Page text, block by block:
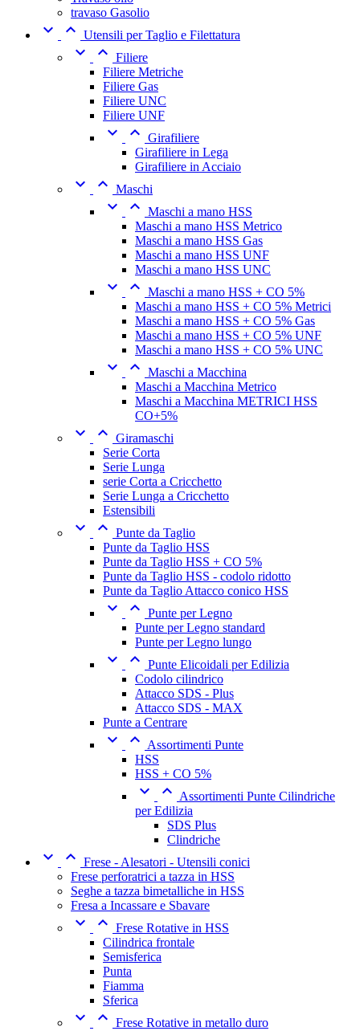
travaso Gasolio
  Utensili per Taglio e Filettatura
  Filiere
Filiere Metriche
Filiere Gas
Filiere UNC
Filiere UNF
  Girafiliere
Girafiliere in Lega
Girafiliere in Acciaio
  Maschi
  Maschi a mano HSS
Maschi a mano HSS Metrico
Maschi a mano HSS Gas
Maschi a mano HSS UNF
Maschi a mano HSS UNC
  Maschi a mano HSS + CO 5%
Maschi a mano HSS + CO 5% Metrici
Maschi a mano HSS + CO 5% Gas
Maschi a mano HSS + CO 5% UNF
Maschi a mano HSS + CO 5% UNC
  Maschi a Macchina
Maschi a Macchina Metrico
Maschi a Macchina METRICI HSS
CO+5%
  Giramaschi
Serie Corta
Serie Lunga
serie Corta a Cricchetto
Serie Lunga a Cricchetto
Estensibili
  Punte da Taglio
Punte da Taglio HSS
Punte da Taglio HSS + CO 5%
Punte da Taglio HSS - codolo ridotto
Punte da Taglio Attacco conico HSS
  Punte per Legno
Punte per Legno standard
Punte per Legno lungo
  Punte Elicoidali per Edilizia
Codolo cilindrico
Attacco SDS - Plus
Attacco SDS - MAX
Punte a Centrare
  Assortimenti Punte
HSS
HSS + CO 5%
  Assortimenti Punte Cilindriche
per Edilizia
SDS Plus
Clindriche
  Frese - Alesatori - Utensili conici
Frese perforatrici a tazza in HSS
Seghe a tazza bimetalliche in HSS
Fresa a Incassare e Sbavare
  Frese Rotative in HSS
Cilindrica frontale
Semisferica
Punta
Fiamma
Sferica
  Frese Rotative in metallo duro